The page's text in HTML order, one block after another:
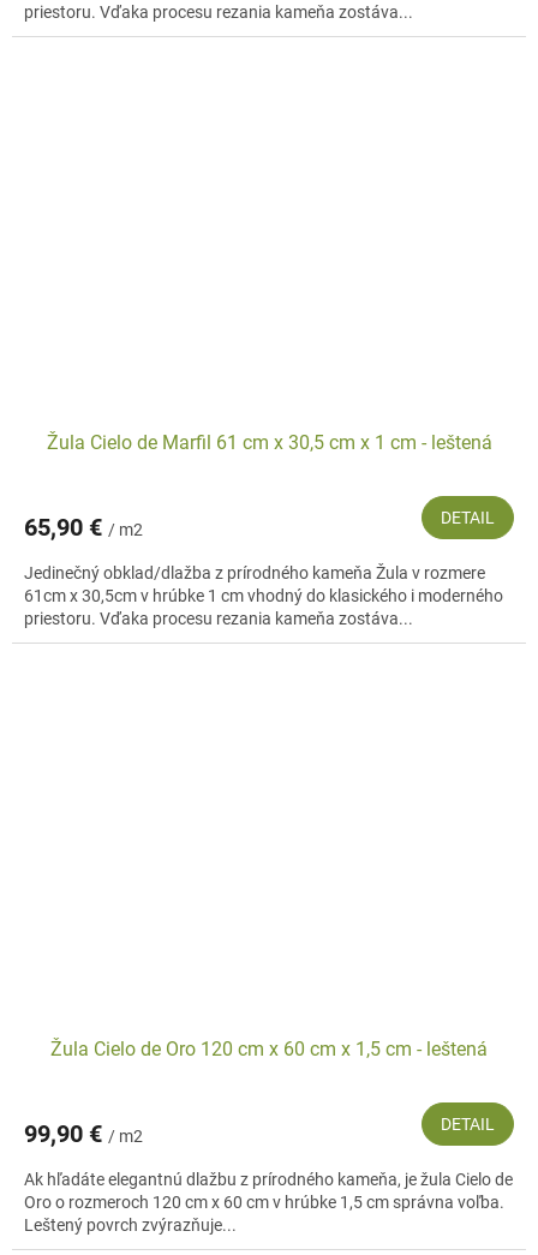
priestoru. Vďaka procesu rezania kameňa zostáva...
Žula Cielo de Marfil 61 cm x 30,5 cm x 1 cm - leštená
65,90 € / m2
DETAIL
Jedinečný obklad/dlažba z prírodného kameňa Žula v rozmere
61cm x 30,5cm v hrúbke 1 cm vhodný do klasického i moderného
priestoru. Vďaka procesu rezania kameňa zostáva...
Žula Cielo de Oro 120 cm x 60 cm x 1,5 cm - leštená
99,90 € / m2
DETAIL
Ak hľadáte elegantnú dlažbu z prírodného kameňa, je žula Cielo de
Oro o rozmeroch 120 cm x 60 cm v hrúbke 1,5 cm správna voľba.
Leštený povrch zvýrazňuje...